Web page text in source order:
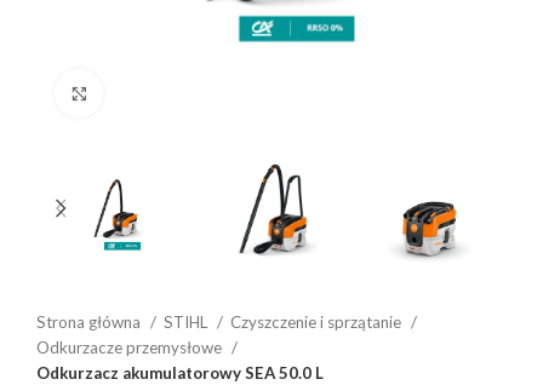
Strona główna STIHL
Czyszczenie i sprzątanie
Odkurzacze przemysłowe
Odkurzacz akumulatorowy SEA 50.0 L